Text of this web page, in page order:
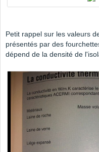
Petit rappel sur les valeurs
présentés par des
dépend de la densité de